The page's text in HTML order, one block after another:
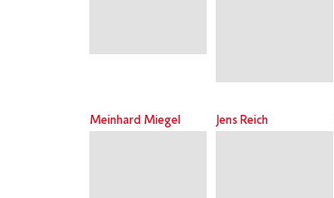
Meinhard Miegel Jens Reich